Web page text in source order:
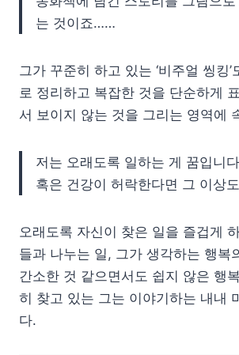
는 것이죠……
그가 꾸준히 하고 있는 ‘비주얼 씽킹
로 정리하고 복잡한 것을 단순하게
서 보이지 않는 것을 그리는 영역에
저는 오래도록 일하는 게 꿈입니
혹은 건강이 허락한다면 그 이상
오래도록 자신이 찾은 일을 즐겁게
들과 나누는 일, 그가 생각하는 행복
간소한 것 같으면서도 쉽지 않은 행
히 찾고 있는 그는 이야기하는 내내
다.